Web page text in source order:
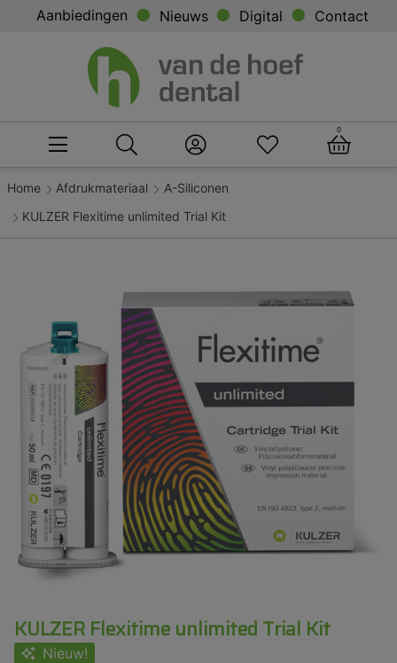
Aanbiedingen Nieuws Digital Contact
0
Home Afdrukmateriaal
A-Siliconen
KULZER Flexitime unlimited Trial Kit
KULZER Flexitime unlimited Trial Kit
Nieuw!